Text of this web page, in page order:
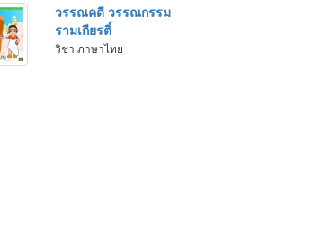
วรรณคดี วรรณกรรม
รามเกียรติ์
วิชา ภาษาไทย